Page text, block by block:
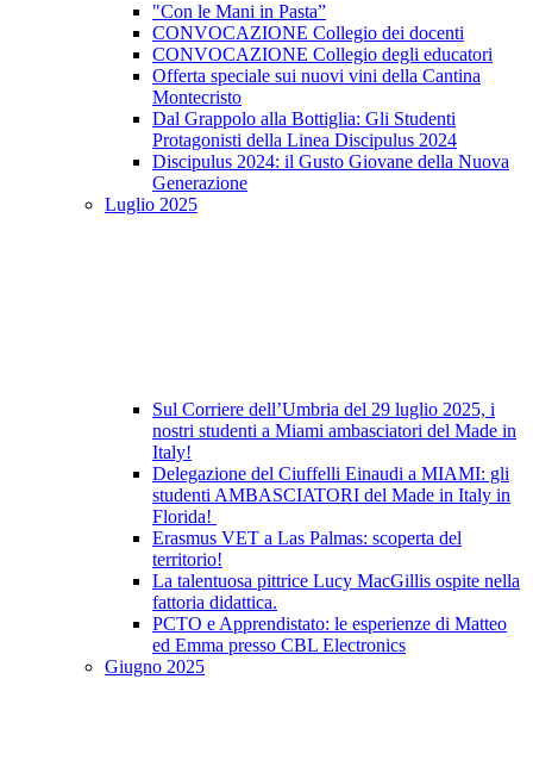
"Con le Mani in Pasta”
CONVOCAZIONE Collegio dei docenti
CONVOCAZIONE Collegio degli educatori
Offerta speciale sui nuovi vini della Cantina
Montecristo
Dal Grappolo alla Bottiglia: Gli Studenti
Protagonisti della Linea Discipulus 2024
Discipulus 2024: il Gusto Giovane della Nuova
Generazione
Luglio 2025
Sul Corriere dell’Umbria del 29 luglio 2025, i
nostri studenti a Miami ambasciatori del Made in
Italy!
Delegazione del Ciuffelli Einaudi a MIAMI: gli
studenti AMBASCIATORI del Made in Italy in
Florida!
Erasmus VET a Las Palmas: scoperta del
territorio!
La talentuosa pittrice Lucy MacGillis ospite nella
fattoria didattica.
PCTO e Apprendistato: le esperienze di Matteo
ed Emma presso CBL Electronics
Giugno 2025